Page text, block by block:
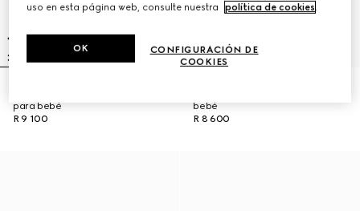
para bebé
R 9 100
bebé
R 8 600
uso en esta página web, consulte nuestra
política de cookies
CONFIGURACIÓN DE
COOKIES
OK